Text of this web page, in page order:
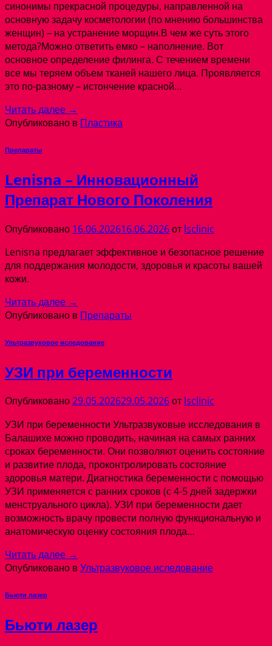
синонимы прекрасной процедуры, направленной на
основную задачу косметологии (по мнению большинства
женщин) – на устранение морщин.В чем же суть этого
метода?Можно ответить емко – наполнение. Вот
основное определение филинга. С течением времени
все мы теряем объем тканей нашего лица. Проявляется
это по-разному – истончение красной…
Читать далее →
Опубликовано в Пластика
Препараты
Lenisna – Инновационный
Препарат Нового Поколения
Опубликовано 16.06.202616.06.2026от lsclinic
Lenisna предлагает эффективное и безопасное решение
для поддержания молодости, здоровья и красоты вашей
кожи.
Читать далее →
Опубликовано в Препараты
Ультразвуковое иследование
УЗИ при беременности
Опубликовано29.05.202629.05.2026от lsclinic
УЗИ при беременности Ультразвуковые исследования в
Балашихе можно проводить, начиная на самых ранних
сроках беременности. Они позволяют оценить состояние
и развитие плода, проконтролировать состояние
здоровья матери. Диагностика беременности с помощью
УЗИ применяется с ранних сроков (с 4-5 дней задержки
менструального цикла). УЗИ при беременности дает
возможность врачу провести полную функциональную и
анатомическую оценку состояния плода…
Читать далее →
Опубликовано в Ультразвуковое иследование
Бьюти лазер
Бьюти лазер